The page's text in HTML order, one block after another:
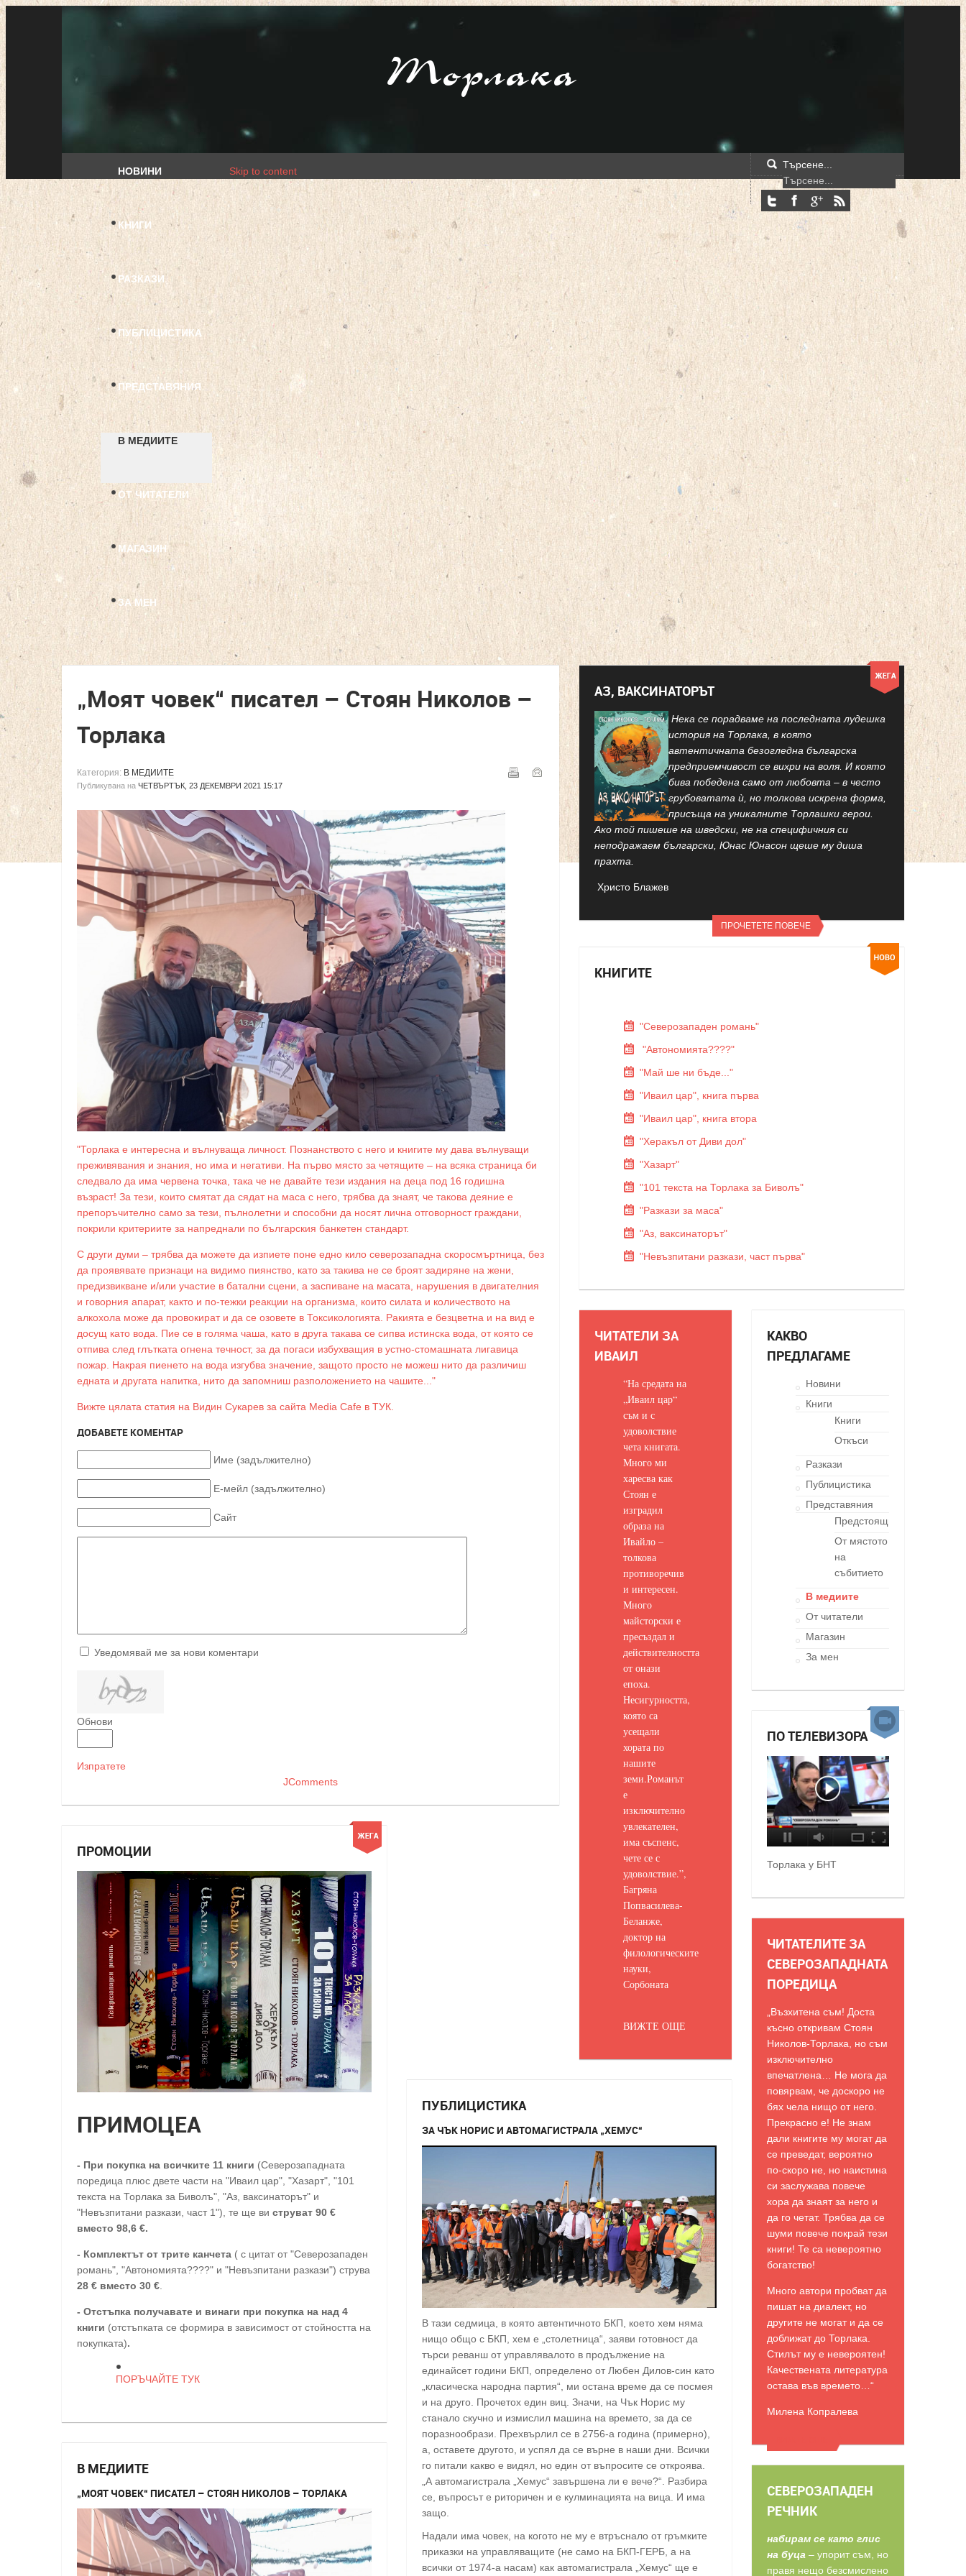
Торлака
НОВИНИ
КНИГИ
РАЗКАЗИ
ПУБЛИЦИСТИКА
ПРЕДСТАВЯНИЯ
В МЕДИИТЕ
ОТ ЧИТАТЕЛИ
МАГАЗИН
ЗА МЕН
Търсене...
Skip to content
„Моят човек“ писател – Стоян Николов –
Торлака
Категория: В МЕДИИТЕ
Публикувана на ЧЕТВЪРТЪК, 23 ДЕКЕМВРИ 2021 15:17
"Торлака е интересна и вълнуваща личност. Познанството с него и книгите му дава вълнуващи
преживявания и знания, но има и негативи. На първо място за четящите – на всяка страница би
следвало да има червена точка, така че не давайте тези издания на деца под 16 годишна
възраст! За тези, които смятат да сядат на маса с него, трябва да знаят, че такова деяние е
препоръчително само за тези, пълнолетни и способни да носят лична отговорност граждани,
покрили критериите за напреднали по българския банкетен стандарт.
С други думи – трябва да можете да изпиете поне едно кило северозападна скоросмъртница, без
да проявявате признаци на видимо пиянство, като за такива не се броят задиряне на жени,
предизвикване и/или участие в батални сцени, а заспиване на масата, нарушения в двигателния
и говорния апарат, както и по-тежки реакции на организма, които силата и количеството на
алкохола може да провокират и да се озовете в Токсикологията. Ракията е безцветна и на вид е
досущ като вода. Пие се в голяма чаша, като в друга такава се сипва истинска вода, от която се
отпива след глътката огнена течност, за да погаси избухващия в устно-стомашната лигавица
пожар. Накрая пиенето на вода изгубва значение, защото просто не можеш нито да различиш
едната и другата напитка, нито да запомниш разположението на чашите..."
Вижте цялата статия на Видин Сукарев за сайта Media Cafe в ТУК.
ДОБАВЕТЕ КОМЕНТАР
Име (задължително)
Е-мейл (задължително)
Сайт
Уведомявай ме за нови коментари
Обнови
Изпратете
JComments
АЗ, ВАКСИНАТОРЪТ
Нека се порадваме на последната лудешка
история на Торлака, в която
автентичната безогледна българска
предприемчивост се вихри на воля. И която
бива победена само от любовта – в често
грубоватата ѝ, но толкова искрена форма,
присъща на уникалните Торлашки герои.
Ако той пишеше на шведски, не на специфичния си
неподражаем български, Юнас Юнасон щеше му диша
прахта.
Христо Блажев
ПРОЧЕТЕТЕ ПОВЕЧЕ
КНИГИТЕ
"Северозападен романь"
"Автономията????"
"Май ше ни бъде..."
"Иваил цар", книга първа
"Иваил цар", книга втора
"Херакъл от Диви дол"
"Хазарт"
"101 текста на Торлака за Биволъ"
"Разкази за маса"
"Аз, ваксинаторът"
"Невъзпитани разкази, част първа"
ЧИТАТЕЛИ ЗА
ИВАИЛ
“На средата на
„Иваил цар“
съм и с
удоволствие
чета книгата.
Много ми
харесва как
Стоян е
изградил
образа на
Ивайло –
толкова
противоречив
и интересен.
Много
майсторски е
пресъздал и
действителността
от онази
епоха.
Несигурността,
която са
усещали
хората по
нашите
земи.Романът
е
изключително
увлекателен,
има съспенс,
чете се с
удоволствие.”,
Багряна
Попвасилева-
Беланже,
доктор на
филологическите
науки,
Сорбоната
ВИЖТЕ ОЩЕ
КАКВО
ПРЕДЛАГАМЕ
Новини
Книги
Книги
Откъси
Разкази
Публицистика
Представяния
Предстоящи
От мястото
на
събитието
В медиите
От читатели
Магазин
За мен
ПРОМОЦИИ
ПРИМОЦЕА
- При покупка на всичките 11 книги (Северозападната
поредица плюс двете части на "Иваил цар", "Хазарт", "101
текста на Торлака за Биволъ", "Аз, ваксинаторът" и
"Невъзпитани разкази, част 1"), те ще ви струват 90 €
вместо 98,6 €.
- Комплектът от трите канчета ( с цитат от "Северозападен
романь", "Автономията????" и "Невъзпитани разкази") струва
28 € вместо 30 €
- Отстъпка получавате и винаги при покупка на над 4
книги (отстъпката се формира в зависимост от стойността на
покупката).
ПОРЪЧАЙТЕ ТУК
ПУБЛИЦИСТИКА
ЗА ЧЪК НОРИС И АВТОМАГИСТРАЛА „ХЕМУС“
В тази седмица, в която автентичното БКП, което хем няма
нищо общо с БКП, хем е „столетница“, заяви готовност да
търси реванш от управлявалото в продължение на
единайсет години БКП, определено от Любен Дилов-син като
„класическа народна партия“, ми остана време да се посмея
и на друго. Прочетох един виц. Значи, на Чък Норис му
станало скучно и измислил машина на времето, за да се
поразнообрази. Прехвърлил се в 2756-а година (примерно),
а, оставете другото, и успял да се върне в наши дни. Всички
го питали какво е видял, но един от въпросите се откроява.
„А автомагистрала „Хемус“ завършена ли е вече?“. Разбира
се, въпросът е риторичен и е кулминацията на вица. И има
защо.
Надали има човек, на когото не му е втръснало от гръмките
приказки на управляващите (не само на БКП-ГЕРБ, а на
всички от 1974-а насам) как автомагистрала „Хемус“ ще е
В МЕДИИТЕ
„МОЯТ ЧОВЕК“ ПИСАТЕЛ – СТОЯН НИКОЛОВ – ТОРЛАКА
ПО ТЕЛЕВИЗОРА
Торлака у БНТ
ЧИТАТЕЛИТЕ ЗА
СЕВЕРОЗАПАДНАТА
ПОРЕДИЦА
„Възхитена съм! Доста
късно откривам Стоян
Николов-Торлака, но съм
изключително
впечатлена… Не мога да
повярвам, че доскоро не
бях чела нищо от него.
Прекрасно е! Не знам
дали книгите му могат да
се преведат, вероятно
по-скоро не, но наистина
си заслужава повече
хора да знаят за него и
да го четат. Трябва да се
шуми повече покрай тези
книги! Те са невероятно
богатство!
Много автори пробват да
пишат на диалект, но
другите не могат и да се
доближат до Торлака.
Стилът му е невероятен!
Качествената литература
остава във времето…“
Милена Копралева
СЕВЕРОЗАПАДЕН
РЕЧНИК
набирам се като глис
на буца – упорит съм, но
правя нещо безсмислено